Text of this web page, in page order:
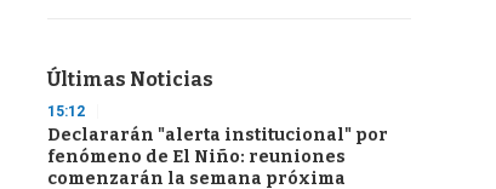
Últimas Noticias
15:12
Declararán "alerta institucional" por
fenómeno de El Niño: reuniones
comenzarán la semana próxima